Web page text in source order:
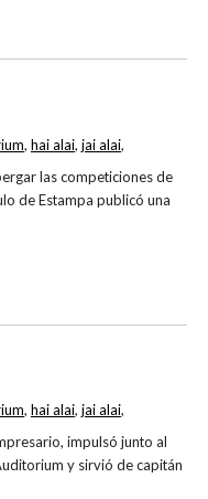
las competiciones de
de Estampa publicó una
, hai alai, jai alai,
impulsó junto al
y sirvió de capitán
, hai alai, jai alai,